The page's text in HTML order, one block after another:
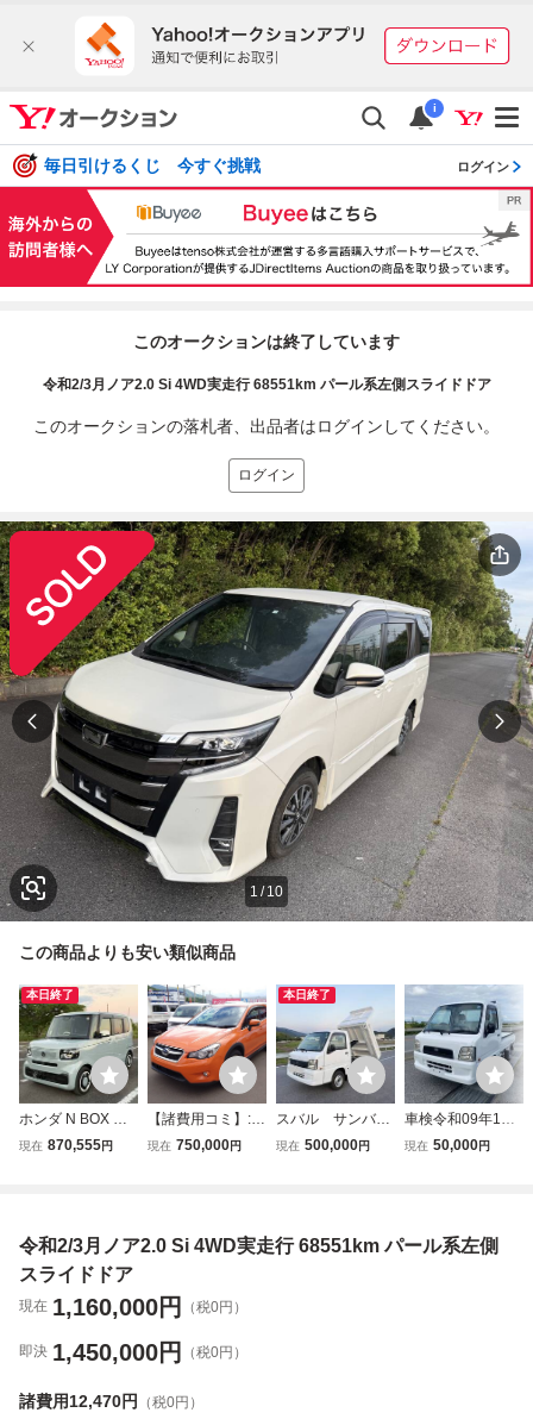
i
毎日引けるくじ 今すぐ挑戦 ログイン
このオークションは終了しています
令和2/3月ノア2.0 Si 4WD実走行 68551km パール系左側スライドドア
このオークションの落札者、出品者はログインしてください。
ログイン
1/ 10
この商品よりも安い類似商品
本日終了
ホンダ N BOX 年
式令和6年4月 走
現在 870,555円
【諸費用コミ】:平
成26年 インプレ
車検令和9年12月
現在 750,000円
本日終了
スバル サンバー
トラック●ダンブ
D●ELシフト●
現在 500,000円
車検令和09年1月
まで * スバル サ
TC ●エアコン●パ
現在 50,000円
令和2/3月ノア2.0 Si 4WD実走行 68551km パール系左側
スライドドア
現在 1,160,000円 （税0円）
即決 1,450,000円 （税0円）
諸費用12,470円
（税0円）